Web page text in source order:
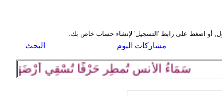
مشاركات اليوم البحث
سَمَاءُ الأُنسِ تُمطِر حَرْفًا تُسْقِي أرْضَهَا كلِمة